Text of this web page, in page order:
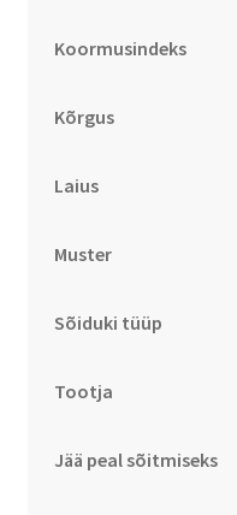
Koormusindeks
Kõrgus
Laius
Muster
Sõiduki tüüp
Tootja
Jää peal sõitmiseks